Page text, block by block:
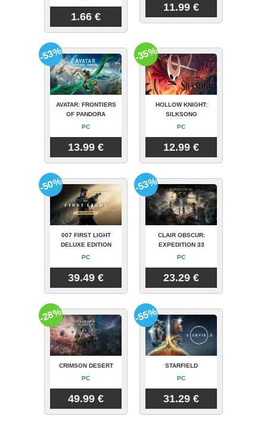
1.66 €
11.99 €
AVATAR: FRONTIERS
OF PANDORA
PC
13.99 €
-53%
HOLLOW KNIGHT:
SILKSONG
PC
12.99 €
-35%
007 FIRST LIGHT
DELUXE EDITION
PC
39.49 €
-50%
CLAIR OBSCUR:
EXPEDITION 33
PC
23.29 €
-53%
CRIMSON DESERT
PC
49.99 €
-28%
STARFIELD
PC
31.29 €
-55%